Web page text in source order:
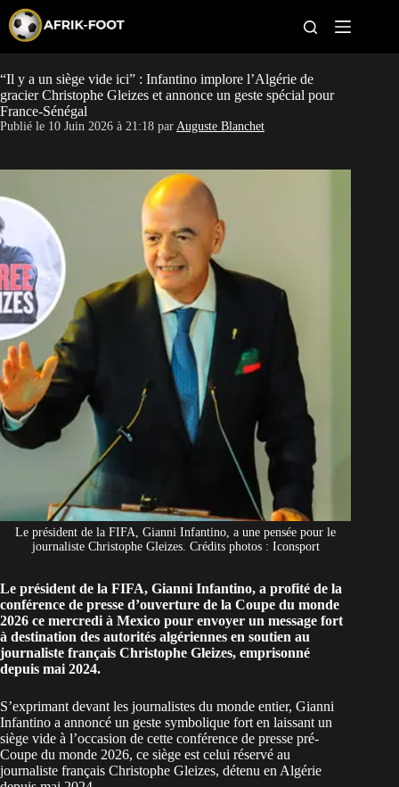
p
t
c
o
n
e
t
CAN féminine
CAN 2027
Pays
Clubs
Classement
Paris sportifs
“Il y a un siège vide ici” : Infantino implore l’Algérie de
gracier Christophe Gleizes et annonce un geste spécial pour
France-Sénégal
Publié le 10 Juin 2026 à 21:18 par Auguste Blanchet
Le président de la FIFA, Gianni Infantino, a une pensée pour le
journaliste Christophe Gleizes. Crédits photos : Iconsport
Le président de la FIFA, Gianni Infantino, a profité de la
conférence de presse d’ouverture de la Coupe du monde
2026 ce mercredi à Mexico pour envoyer un message fort
à destination des autorités algériennes en soutien au
journaliste français Christophe Gleizes, emprisonné
depuis mai 2024.
S’exprimant devant les journalistes du monde entier, Gianni
Infantino a annoncé un geste symbolique fort en laissant un
siège vide à l’occasion de cette conférence de presse pré-
Coupe du monde 2026, ce siège est celui réservé au
journaliste français Christophe Gleizes, détenu en Algérie